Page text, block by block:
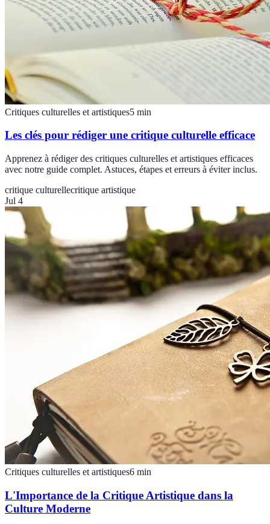
Critiques culturelles et artistiques5 min
Les clés pour rédiger une critique culturelle efficace
Apprenez à rédiger des critiques culturelles et artistiques efficaces
avec notre guide complet. Astuces, étapes et erreurs à éviter inclus.
critique culturellecritique artistique
Jul 4
Critiques culturelles et artistiques6 min
L'Importance de la Critique Artistique dans la
Culture Moderne